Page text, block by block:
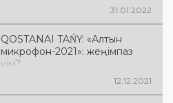
31.01.2022
QOSTANAI TAŃY: «Алтын
микрофон-2021»: жеңімпаз
кім?
12.12.2021